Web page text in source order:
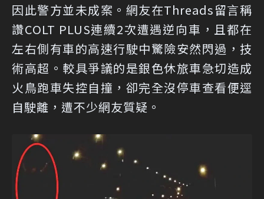
因此警方並未成案。網友在Threads留言稱
讚COLT PLUS連續2次遭遇逆向車，且都在
左右側有車的高速行駛中驚險安然閃過，技
術高超。較具爭議的是銀色休旅車急切造成
火鳥跑車失控自撞，卻完全沒停車查看便逕
自駛離，遭不少網友質疑。